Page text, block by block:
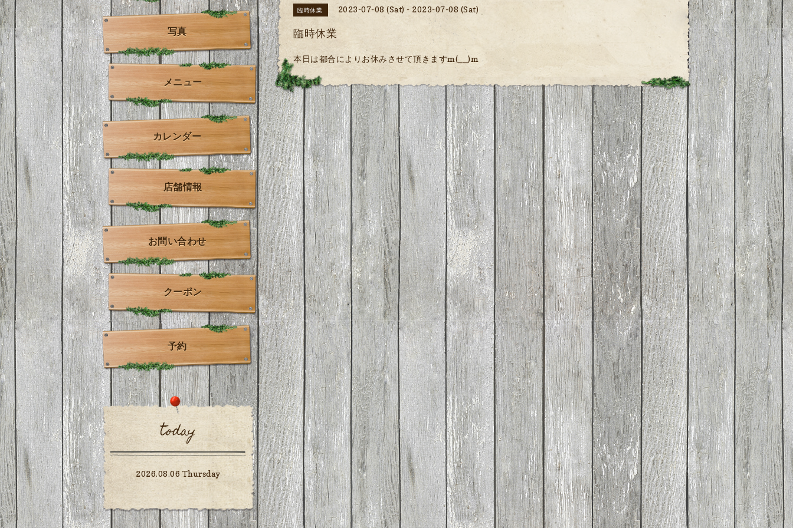
臨時休業 2023-07-08 (Sat) - 2023-07-08 (Sat)
臨時休業
本日は都合によりお休みさせて頂きますm(__)m
写真
メニュー
カレンダー
店舗情報
お問い合わせ
クーポン
予約
today
2026.08.06 Thursday